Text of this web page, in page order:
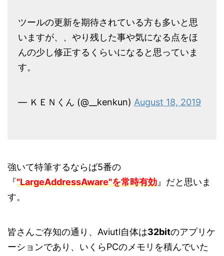
ツールの更新を期待されている方も多いと思
いますが、、やり残した事や気になる点をほ
んの少し修正するくらいになると思っていま
す。
— ＫＥＮくん (@__kenkun) August 18, 2019
強いて特筆するならば5番の
『"LargeAddressAware"を常時有効 』だと思いま
す。
皆さんご存知の通り、Aviutl自体は32bitのアプリケ
ーションであり、いくらPCのメモリを積んでいた